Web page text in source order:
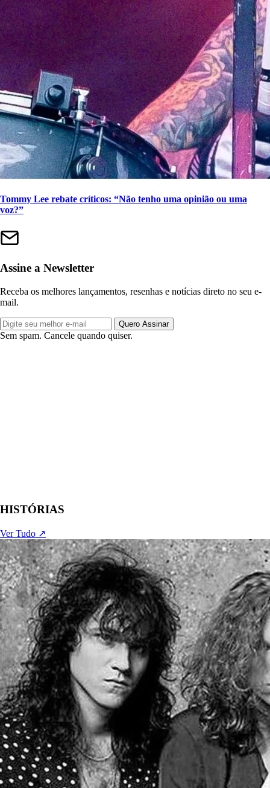
Tommy Lee rebate críticos: “Não tenho uma opinião ou uma
voz?”
Assine a Newsletter
Receba os melhores lançamentos, resenhas e notícias direto no seu e-
mail.
Quero Assinar
Sem spam. Cancele quando quiser.
HISTÓRIAS
Ver Tudo ↗